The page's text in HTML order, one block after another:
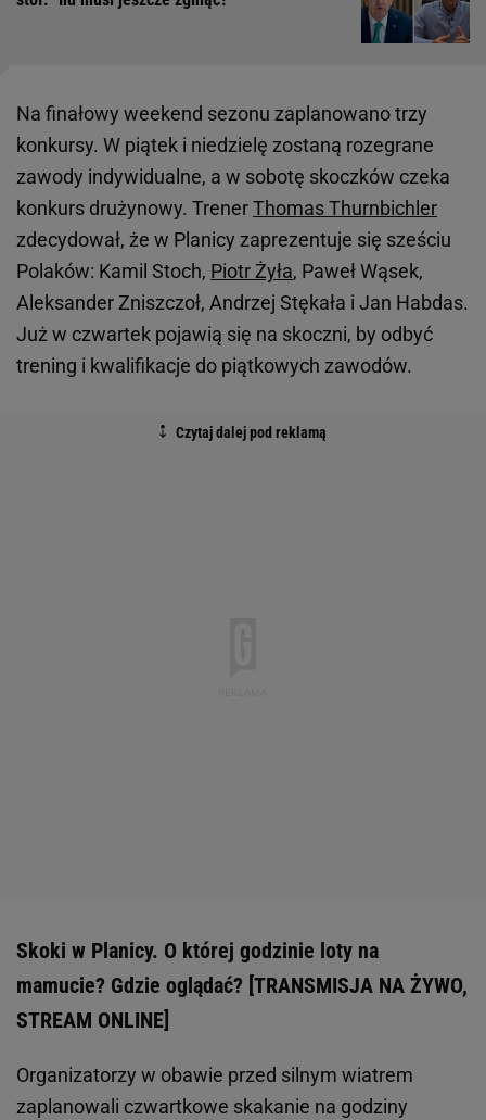
Na finałowy weekend sezonu zaplanowano trzy
konkursy. W piątek i niedzielę zostaną rozegrane
zawody indywidualne, a w sobotę skoczków czeka
konkurs drużynowy. TrenerThomas Thurnbichler
zdecydował, że w Planicy zaprezentuje się sześciu
Polaków: Kamil Stoch, Piotr Żyła, Paweł Wąsek,
Aleksander Zniszczoł, Andrzej Stękała i Jan Habdas.
Już w czwartek pojawią się na skoczni, by odbyć
trening i kwalifikacje do piątkowych zawodów.
Skoki w Planicy. O której godzinie loty na
mamucie? Gdzie oglądać? [TRANSMISJA NA ŻYWO,
STREAM ONLINE]
Organizatorzy w obawie przed silnym wiatrem
zaplanowali czwartkowe skakanie na godziny